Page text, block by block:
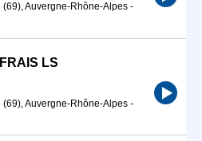
Auvergne-Rhône-Alpes -
LS
Auvergne-Rhône-Alpes -